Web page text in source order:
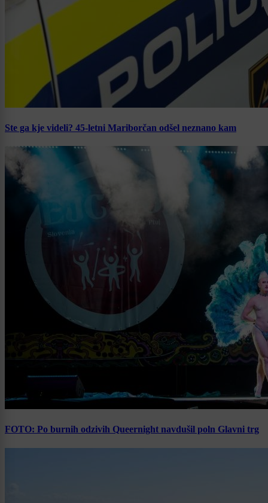
Ste ga kje videli? 45-letni Mariborčan odšel neznano kam
FOTO: Po burnih odzivih Queernight navdušil poln Glavni trg